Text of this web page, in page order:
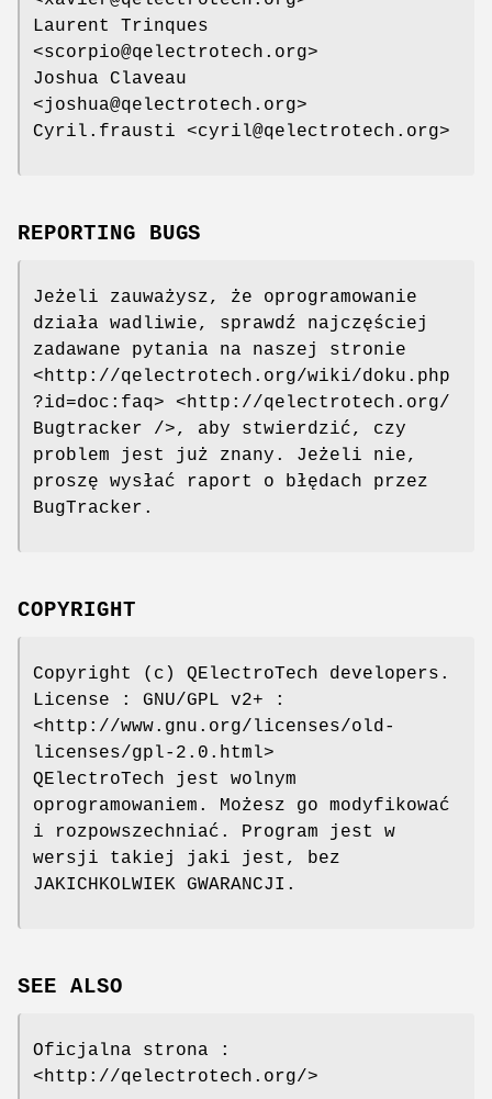
Laurent Trinques
<scorpio@qelectrotech.org>
Joshua Claveau
<joshua@qelectrotech.org>
Cyril.frausti <cyril@qelectrotech.org>
REPORTING BUGS
Jeżeli zauważysz, że oprogramowanie
działa wadliwie, sprawdź najczęściej
zadawane pytania na naszej stronie
<http://qelectrotech.org/wiki/doku.php
?id=doc:faq> <http://qelectrotech.org/
Bugtracker />, aby stwierdzić, czy
problem jest już znany. Jeżeli nie,
proszę wysłać raport o błędach przez
BugTracker.
COPYRIGHT
Copyright (c) QElectroTech developers.
License : GNU/GPL v2+ :
<http://www.gnu.org/licenses/old-
licenses/gpl-2.0.html>
QElectroTech jest wolnym
oprogramowaniem. Możesz go modyfikować
i rozpowszechniać. Program jest w
wersji takiej jaki jest, bez
JAKICHKOLWIEK GWARANCJI.
SEE ALSO
Oficjalna strona :
<http://qelectrotech.org/>